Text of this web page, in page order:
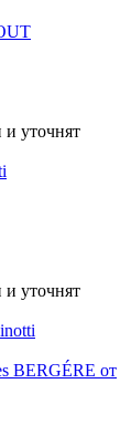
уточнят
уточнят
BERGÉRE от